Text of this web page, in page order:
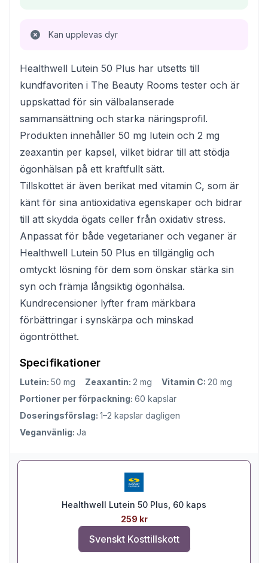
Kan upplevas dyr
Healthwell Lutein 50 Plus har utsetts till
kundfavoriten i The Beauty Rooms tester och är
uppskattad för sin välbalanserade
sammansättning och starka näringsprofil.
Produkten innehåller 50 mg lutein och 2 mg
zeaxantin per kapsel, vilket bidrar till att stödja
ögonhälsan på ett kraftfullt sätt.
Tillskottet är även berikat med vitamin C, som är
känt för sina antioxidativa egenskaper och bidrar
till att skydda ögats celler från oxidativ stress.
Anpassat för både vegetarianer och veganer är
Healthwell Lutein 50 Plus en tillgänglig och
omtyckt lösning för dem som önskar stärka sin
syn och främja långsiktig ögonhälsa.
Kundrecensioner lyfter fram märkbara
förbättringar i synskärpa och minskad
ögontrötthet.
Specifikationer
Lutein: 50 mg Zeaxantin: 2 mg Vitamin C: 20 mg
Portioner per förpackning: 60 kapslar
Doseringsförslag: 1–2 kapslar dagligen
Veganvänlig: Ja
Healthwell Lutein 50 Plus, 60 kaps
259 kr
Svenskt Kosttillskott